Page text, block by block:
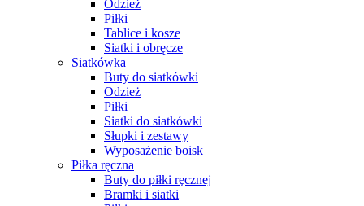
Odzież
Piłki
Tablice i kosze
Siatki i obręcze
Siatkówka
Buty do siatkówki
Odzież
Piłki
Siatki do siatkówki
Słupki i zestawy
Wyposażenie boisk
Piłka ręczna
Buty do piłki ręcznej
Bramki i siatki